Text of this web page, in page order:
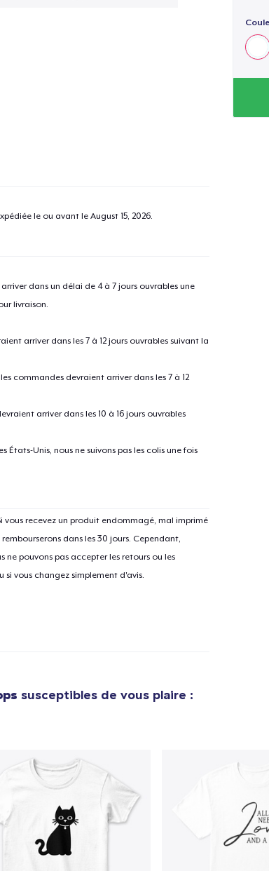
le ou avant le August 15, 2026.
dans un délai de 4 à 7 jours ouvrables une
livraison.
arriver dans les 7 à 12 jours ouvrables suivant la
commandes devraient arriver dans les 7 à 12
arriver dans les 10 à 16 jours ouvrables
États-Unis, nous ne suivons pas les colis une fois
vous recevez un produit endommagé, mal imprimé
dans les 30 jours. Cependant,
ne pouvons pas accepter les retours ou les
si vous changez simplement d'avis.
susceptibles de vous plaire :
ajouté au
Vérification
Unisex Classic Pullover Hoodie